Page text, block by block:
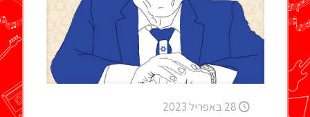
28 באפריל 2023